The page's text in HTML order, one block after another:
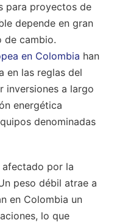
para proyectos de
depende en gran
de cambio.
en Colombia han
en las reglas del
inversiones a largo
energética
denominadas
por la
peso débil atrae a
en Colombia un
lo que